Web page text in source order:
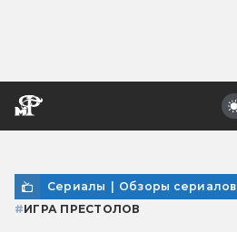
Сериалы | Обзоры сериалов
#ИГРА ПРЕСТОЛОВ